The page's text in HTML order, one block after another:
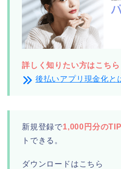
詳しく知りたい方はこちら
後払いアプリ現金化と
新規登録で1,000円分の
トできる。
ダウンロードはこちら